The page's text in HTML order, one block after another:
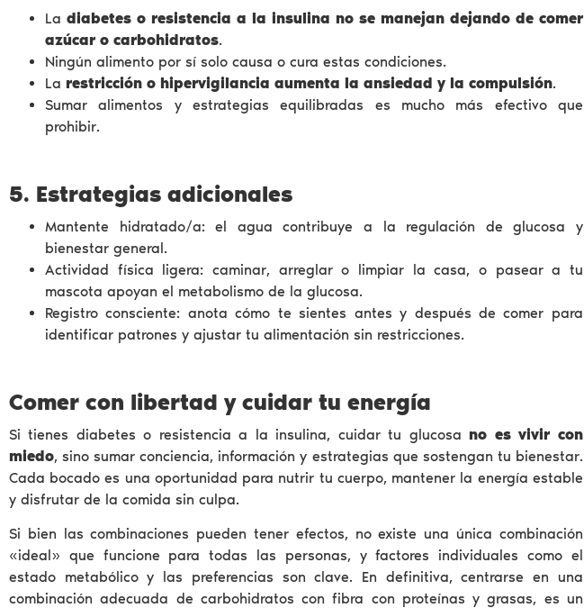
La diabetes o resistencia a la insulina no se manejan dejando de comer
azúcar o carbohidratos.
Ningún alimento por sí solo causa o cura estas condiciones.
La restricción o hipervigilancia aumenta la ansiedad y la compulsión.
Sumar alimentos y estrategias equilibradas es mucho más efectivo que
prohibir.
5. Estrategias adicionales
Mantente hidratado/a: el agua contribuye a la regulación de glucosa y
bienestar general.
Actividad física ligera: caminar, arreglar o limpiar la casa, o pasear a tu
mascota apoyan el metabolismo de la glucosa.
Registro consciente: anota cómo te sientes antes y después de comer para
identificar patrones y ajustar tu alimentación sin restricciones.
Comer con libertad y cuidar tu energía
Si tienes diabetes o resistencia a la insulina, cuidar tu glucosa no es vivir con
miedo, sino sumar conciencia, información y estrategias que sostengan tu bienestar.
Cada bocado es una oportunidad para nutrir tu cuerpo, mantener la energía estable
y disfrutar de la comida sin culpa.
Si bien las combinaciones pueden tener efectos, no existe una única combinación
«ideal» que funcione para todas las personas, y factores individuales como el
estado metabólico y las preferencias son clave. En definitiva, centrarse en una
combinación adecuada de carbohidratos con fibra con proteínas y grasas, es un